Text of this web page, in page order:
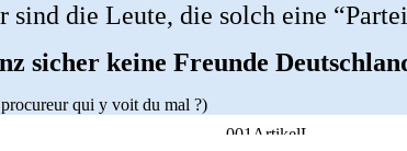
sind die Leute, die solch eine
sicher keine Freunde
qui y voit du mal ?)